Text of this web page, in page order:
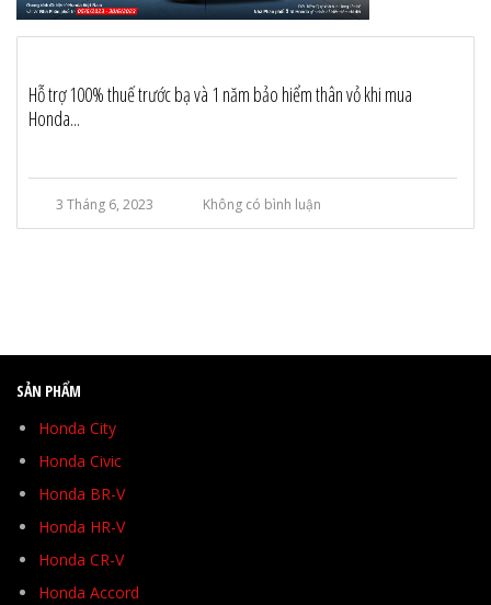
Hỗ trợ 100% thuế trước bạ và 1 năm bảo hiểm thân vỏ khi mua
Honda...
3 Tháng 6, 2023 Không có bình luận
SẢN PHẨM
Honda City
Honda Civic
Honda BR-V
Honda HR-V
Honda CR-V
Honda Accord